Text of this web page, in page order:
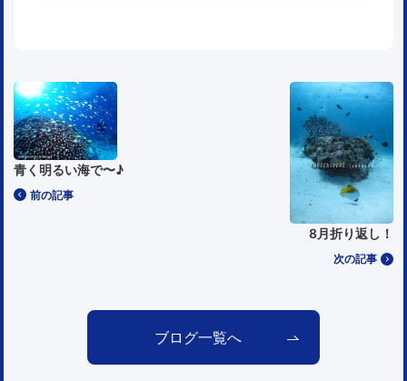
前の記事
青く明るい海で〜♪
次の記事
8月折り返し！
ブログ一覧へ